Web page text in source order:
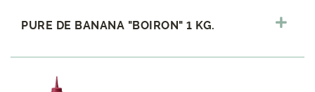
PURE DE BANANA "BOIRON" 1 KG.